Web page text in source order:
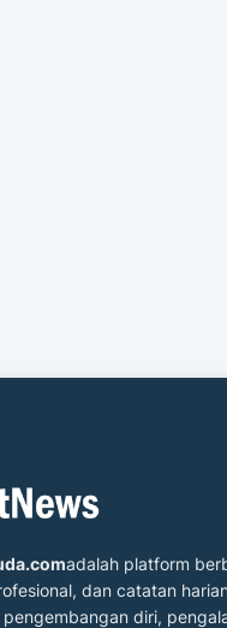
adalah platform
dan catatan
diri,